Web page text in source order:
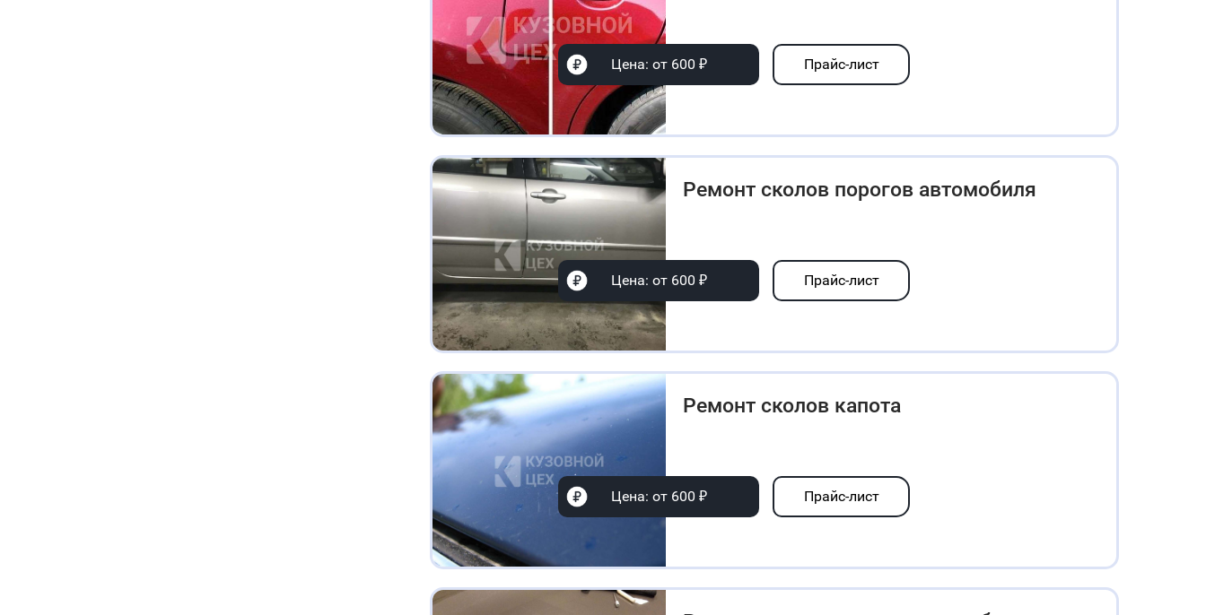
Цена: от 600 ₽ Прайс-лист
Ремонт сколов порогов автомобиля
Цена: от 600 ₽ Прайс-лист
Ремонт сколов капота
Цена: от 600 ₽ Прайс-лист